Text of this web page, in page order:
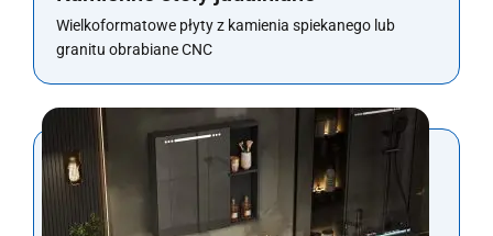
Wielkoformatowe płyty z kamienia spiekanego lub
granitu obrabiane CNC